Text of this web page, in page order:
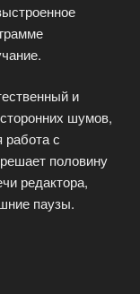
и
шумов,
работа с
половину
редактора,
паузы.